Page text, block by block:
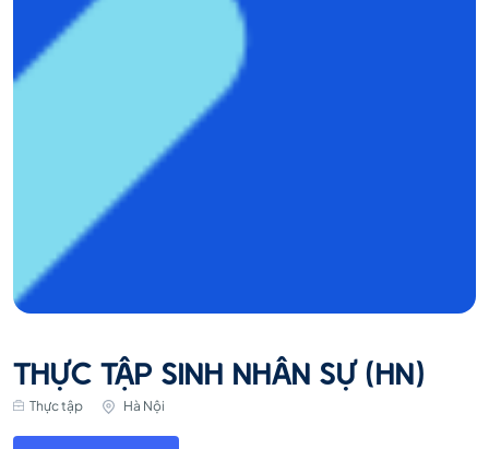
THỰC TẬP SINH NHÂN SỰ (HN)
Thực tập Hà Nội